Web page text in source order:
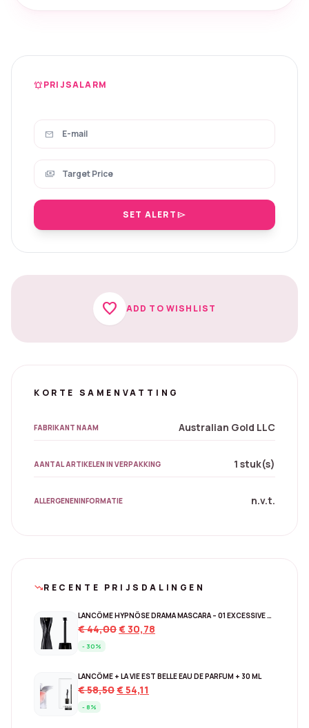
notifications_activePRIJSALARM
mail
payments
SET ALERTsend
favorite ADD TO WISHLIST
KORTE SAMENVATTING
FABRIKANT NAAM Australian Gold LLC
AANTAL ARTIKELEN IN VERPAKKING 1 stuk(s)
ALLERGENENINFORMATIE n.v.t.
trending_downRECENTE PRIJSDALINGEN
LANCÔME HYPNÔSE DRAMA MASCARA – 01 EXCESSIVE BLACK
€44,00Original
€30,78
- 30%
LANCÔME + LA VIE EST BELLE EAU DE PARFUM + 30 ML
€58,50Original
€54,11
- 8%